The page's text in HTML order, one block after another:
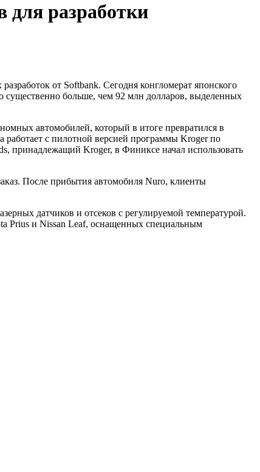
для разработки
от Softbank. Сегодня конгломерат японского
существенно больше, чем 92 млн долларов, выделенных
автомобилей, который в итоге превратился в
работает с пилотной версией программы Kroger по
принадлежащий Kroger, в Финиксе начал использовать
После прибытия автомобиля Nuro, клиенты
датчиков и отсеков с регулируемой температурой.
Prius и Nissan Leaf, оснащенных специальным